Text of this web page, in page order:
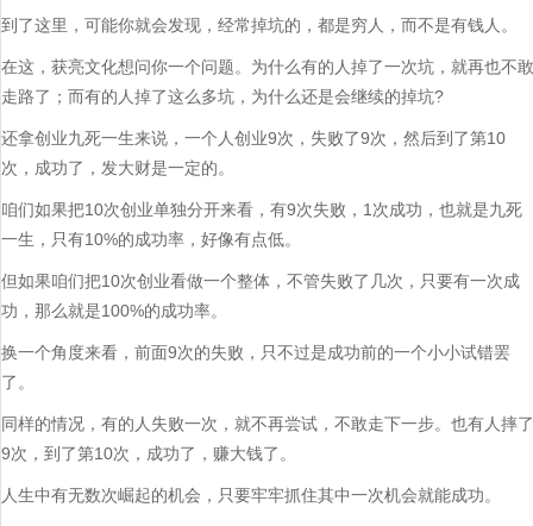
到了这里，可能你就会发现，经常掉坑的，都是穷人，而不是有钱人。
在这，获亮文化想问你一个问题。为什么有的人掉了一次坑，就再也不敢
走路了；而有的人掉了这么多坑，为什么还是会继续的掉坑?
还拿创业九死一生来说，一个人创业9次，失败了9次，然后到了第10
次，成功了，发大财是一定的。
咱们如果把10次创业单独分开来看，有9次失败，1次成功，也就是九死
一生，只有10%的成功率，好像有点低。
但如果咱们把10次创业看做一个整体，不管失败了几次，只要有一次成
功，那么就是100%的成功率。
换一个角度来看，前面9次的失败，只不过是成功前的一个小小试错罢
了。
同样的情况，有的人失败一次，就不再尝试，不敢走下一步。也有人摔了
9次，到了第10次，成功了，赚大钱了。
人生中有无数次崛起的机会，只要牢牢抓住其中一次机会就能成功。